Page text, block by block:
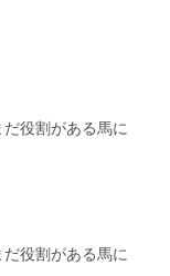
役割がある馬に
役割がある馬に